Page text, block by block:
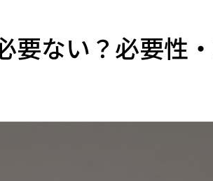
要ない？必要性